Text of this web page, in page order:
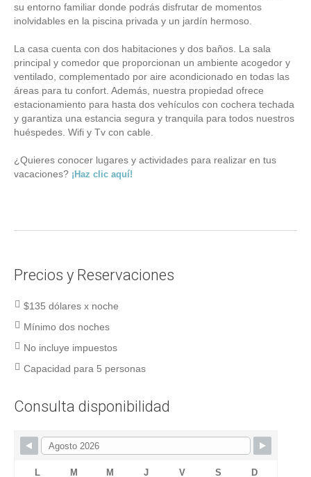
su entorno familiar donde podrás disfrutar de momentos
inolvidables en la piscina privada y un jardín hermoso.
La casa cuenta con dos habitaciones y dos baños. La sala
principal y comedor que proporcionan un ambiente acogedor y
ventilado, complementado por aire acondicionado en todas las
áreas para tu confort. Además, nuestra propiedad ofrece
estacionamiento para hasta dos vehículos con cochera techada
y garantiza una estancia segura y tranquila para todos nuestros
huéspedes. Wifi y Tv con cable.
¿Quieres conocer lugares y actividades para realizar en tus
vacaciones? ¡Haz clic aquí!
Precios y Reservaciones
$135 dólares x noche
Mínimo dos noches
No incluye impuestos
Capacidad para 5 personas
Consulta disponibilidad
L M M J V S D